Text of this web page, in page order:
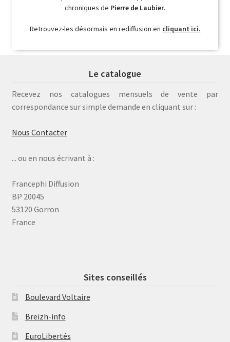
chroniques de Pierre de Laubier.
Retrouvez-les désormais en rediffusion en cliquant ici.
Le catalogue
Recevez nos catalogues mensuels de vente par
correspondance sur simple demande en cliquant sur :
Nous Contacter
... ou en nous écrivant à :
Francephi Diffusion
BP 20045
53120 Gorron
France
Sites conseillés
Boulevard Voltaire
Breizh-info
EuroLibertés